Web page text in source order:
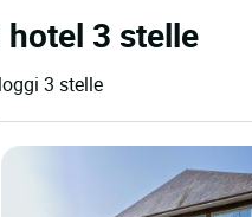
3 stelle
3 stelle